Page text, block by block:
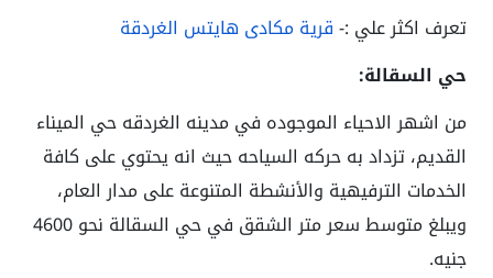
تعرف اكثر علي :-قرية مكادى هايتس الغردقة
حي السقالة:
من اشهر الاحياء الموجوده في مدينه الغردقه حي الميناء
القديم، تزداد به حركه السياحه حيث انه يحتوي على كافة
الخدمات الترفيهية والأنشطة المتنوعة على مدار العام،
ويبلغ متوسط سعر متر الشقق في حي السقالة نحو 4600
جنيه.